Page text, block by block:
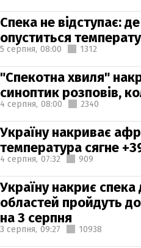
Спека не відступає:
опуститься
5 серпня, 08:00 1312
"Спекотна хвиля"
синоптик розповів,
4 серпня, 08:00 2340
Україну накриває
температура сягне
4 серпня, 07:32 909
Україну накриє спека
областей пройдуть
на 3 серпня
3 серпня, 09:27 10938